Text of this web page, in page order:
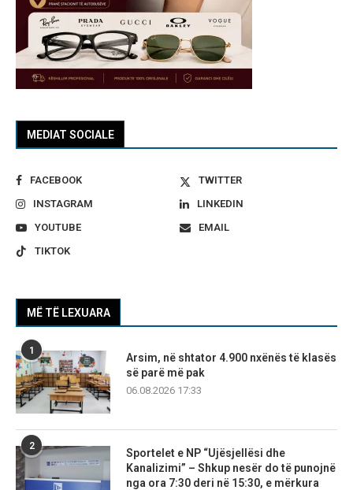
MEDIAT SOCIALE
FACEBOOK
TWITTER
INSTAGRAM
LINKEDIN
YOUTUBE
EMAIL
TIKTOK
MË TË LEXUARA
1
Arsim, në shtator 4.900 nxënës të klasës
së parë më pak
06.08.2026 17:33
2
Sportelet e NP “Ujësjellësi dhe
Kanalizimi” – Shkup nesër do të punojnë
nga ora 7:30 deri në 15:30, e mërkura